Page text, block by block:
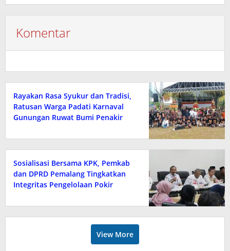
Komentar
Rayakan Rasa Syukur dan Tradisi,
Ratusan Warga Padati Karnaval
Gunungan Ruwat Bumi Penakir
Sosialisasi Bersama KPK, Pemkab
dan DPRD Pemalang Tingkatkan
Integritas Pengelolaan Pokir
View More